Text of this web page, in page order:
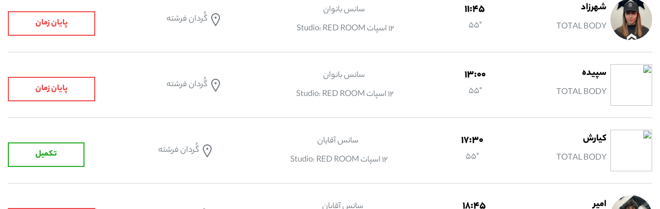
شهرزاد
TOTAL BODY
11:45
"55
سانس بانوان
12 اسپات Studio: RED ROOM
گُردان فرشته پایان زمان
سپیده
TOTAL BODY
13:00
"55
سانس بانوان
12 اسپات Studio: RED ROOM
گُردان فرشته پایان زمان
کیارش
TOTAL BODY
17:30
"55
سانس آقایان
12 اسپات Studio: RED ROOM
گُردان فرشته تکمیل
امير